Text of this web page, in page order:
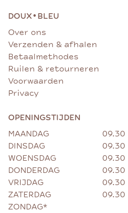
DOUX• BLEU
Over ons
Verzenden & afhalen
Betaalmethodes
Ruilen & retourneren
Voorwaarden
Privacy
OPENINGSTIJDEN
MAANDAG
09.30
DINSDAG
09.30
WOENSDAG
09.30
DONDERDAG
09.30
VRIJDAG
ZATERDAG
09.30
ZONDAG*